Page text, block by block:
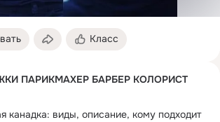
Класс
ПАРИКМАХЕР БАРБЕР КОЛОРИСТ
канадка: виды, описание, кому подходит